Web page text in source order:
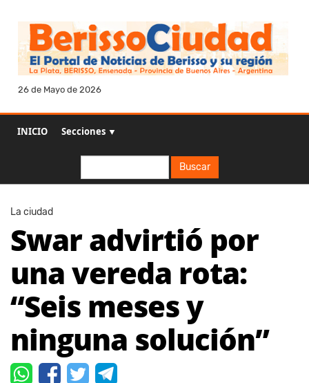
26 de Mayo de 2026
INICIO Secciones ▼
Buscar
La ciudad
Swar advirtió por
una vereda rota:
“Seis meses y
ninguna solución”